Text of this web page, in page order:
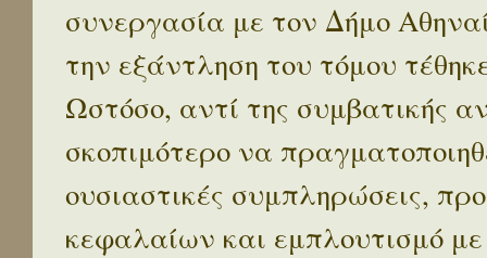
συνεργασία με τον Δήμο
την εξάντληση του τόμου
Ωστόσο, αντί της συμβατικής
σκοπιμότερο να
ουσιαστικές συμπληρώσεις,
κεφαλαίων και εμπλουτισμό